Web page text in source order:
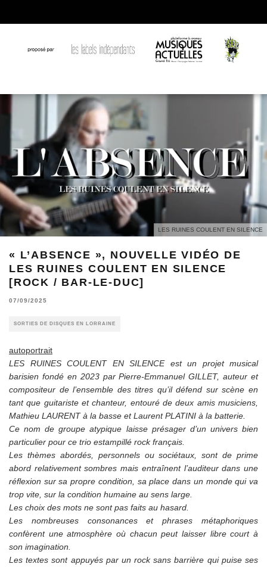
LES RUINES COULENT EN SILENCE
« L’ABSENCE », NOUVELLE VIDÉO DE
LES RUINES COULENT EN SILENCE
[ROCK / BAR-LE-DUC]
07/09/2025
SORTIES DE DISQUES EN LORRAINE
autoportrait
LES RUINES COULENT EN SILENCE est un projet musical
barisien fondé en 2023 par Pierre-Emmanuel GILLET, auteur et
compositeur de l’ensemble des titres qu’il défend sur scène en
tant que guitariste et chanteur, entouré de deux amis musiciens,
Mathieu LAURENT à la basse et Laurent PLATINI à la batterie.
Ce nom de groupe atypique laisse présager d’un univers bien
particulier pour ce trio estampillé rock français.
Les thèmes abordés, personnels ou sociétaux, sont de prime
abord relativement sombres mais entraînent l’auditeur dans une
réflexion sur sa propre condition, sa place dans un monde qui va
trop vite, sur la condition humaine au sens large.
Les choix des mots ne sont pas faits au hasard.
Les nombreuses consonances et phrases métaphoriques
confèrent une atmosphère où chacun peut laisser libre court à
son imagination.
Les textes sont appuyés par un rock sans barrière qui puise ses